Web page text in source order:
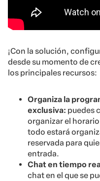
¡Con la solución,
desde su momento de
los principales recursos:
Organiza la
exclusiva: puedes
organizar el
todo estará
reservada para
entrada.
Chat en tiempo
chat en el que se